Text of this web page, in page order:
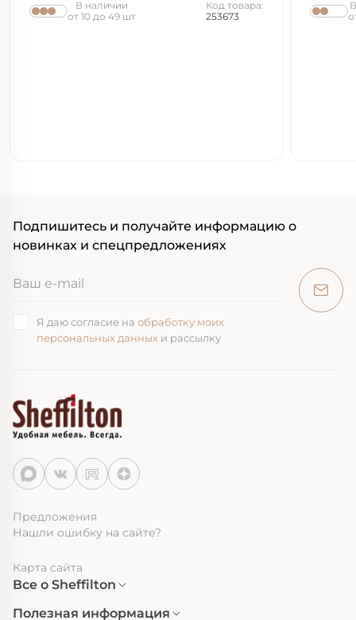
В наличии
от 10 до 49 шт
Код товара:
253673
Подпишитесь и получайте информацию о
новинках и спецпредложениях
Я даю согласие на обработку моих
персональных данных и рассылку
Предложения
Нашли ошибку на сайте?
Карта сайта
Все о Sheffilton
Полезная информация